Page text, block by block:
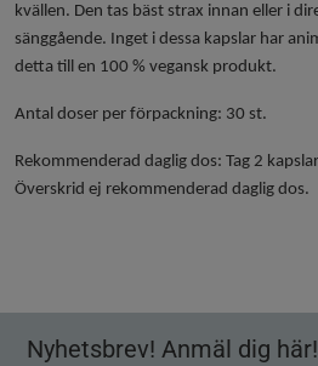
kvällen. Den tas bäst strax innan eller i
sänggående. Inget i dessa kapslar har
detta till en 100 % vegansk produkt.
Antal doser per förpackning: 30 st.
Rekommenderad daglig dos: Tag 2
Överskrid ej rekommenderad daglig dos.
Nyhetsbrev! Anmäl dig här!